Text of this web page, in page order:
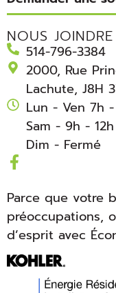
NOUS JOINDRE
514-796-3384
2000, Rue
Lachute, J8H
Lun - Ven 7h -
Sam - 9h - 12h
Dim - Fermé
Parce que votre
préoccupations,
d’esprit avec